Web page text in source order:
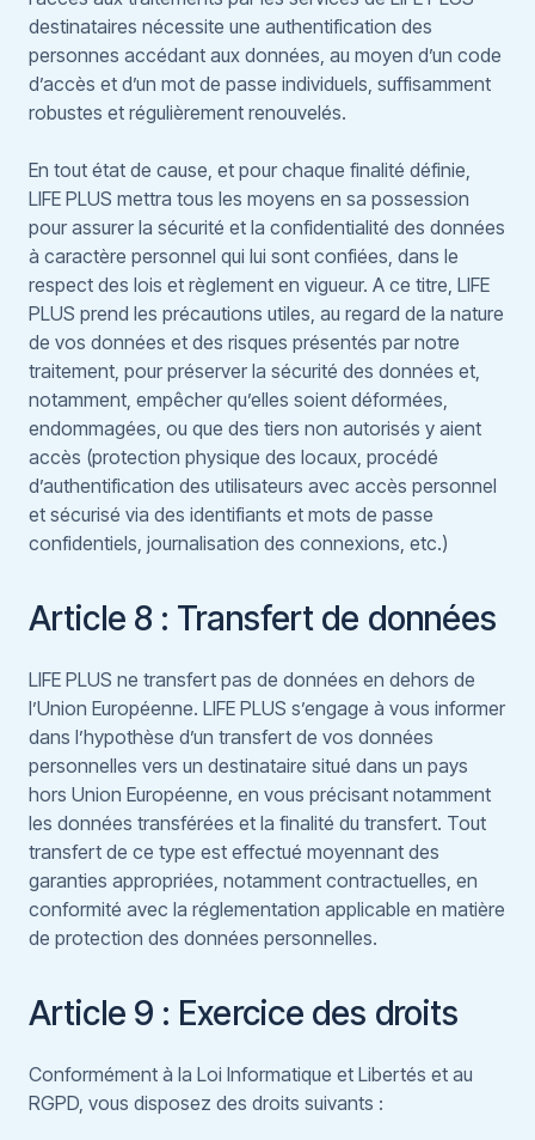
destinataires nécessite une authentification des
personnes accédant aux données, au moyen d’un code
d’accès et d’un mot de passe individuels, suffisamment
robustes et régulièrement renouvelés.
En tout état de cause, et pour chaque finalité définie,
LIFE PLUS mettra tous les moyens en sa possession
pour assurer la sécurité et la confidentialité des données
à caractère personnel qui lui sont confiées, dans le
respect des lois et règlement en vigueur. A ce titre, LIFE
PLUS prend les précautions utiles, au regard de la nature
de vos données et des risques présentés par notre
traitement, pour préserver la sécurité des données et,
notamment, empêcher qu’elles soient déformées,
endommagées, ou que des tiers non autorisés y aient
accès (protection physique des locaux, procédé
d’authentification des utilisateurs avec accès personnel
et sécurisé via des identifiants et mots de passe
confidentiels, journalisation des connexions, etc.)
Article 8 : Transfert de données
LIFE PLUS ne transfert pas de données en dehors de
l’Union Européenne. LIFE PLUS s’engage à vous informer
dans l’hypothèse d’un transfert de vos données
personnelles vers un destinataire situé dans un pays
hors Union Européenne, en vous précisant notamment
les données transférées et la finalité du transfert. Tout
transfert de ce type est effectué moyennant des
garanties appropriées, notamment contractuelles, en
conformité avec la réglementation applicable en matière
de protection des données personnelles.
Article 9 : Exercice des droits
Conformément à la Loi Informatique et Libertés et au
RGPD, vous disposez des droits suivants :